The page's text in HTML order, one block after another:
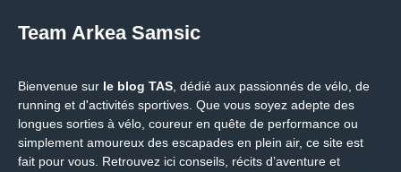
Team Arkea Samsic
Bienvenue sur le blog TAS, dédié aux passionnés de vélo, de
running et d'activités sportives. Que vous soyez adepte des
longues sorties à vélo, coureur en quête de performance ou
simplement amoureux des escapades en plein air, ce site est
fait pour vous. Retrouvez ici conseils, récits d’aventure et